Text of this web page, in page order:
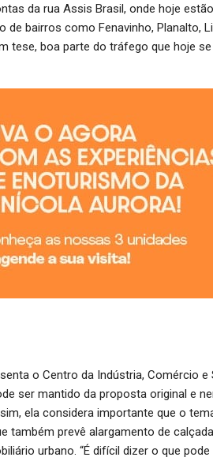
da rua Assis Brasil, onde hoje
bairros como Fenavinho, Planalto,
tese, boa parte do tráfego que hoje
o Centro da Indústria, Comércio e
ser mantido da proposta original e
ela considera importante que o
também prevê alargamento de
urbano. “É difícil dizer o que pode